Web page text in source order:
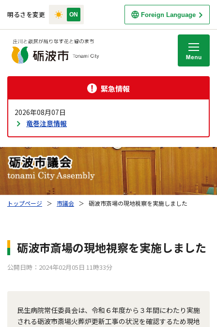
明るさを変更 Foreign Language
緊急情報
2026年08月07日
竜巻注意情報
トップページ ＞ 市議会 ＞ 砺波市斎場の現地視察を実施しました
砺波市斎場の現地視察を実施しました
公開日時：2024年02月05日 11時33分
民生病院常任委員会は、令和６年度から３年間にわたり実施
される砺波市斎場火葬炉更新工事の状況を確認するため現地